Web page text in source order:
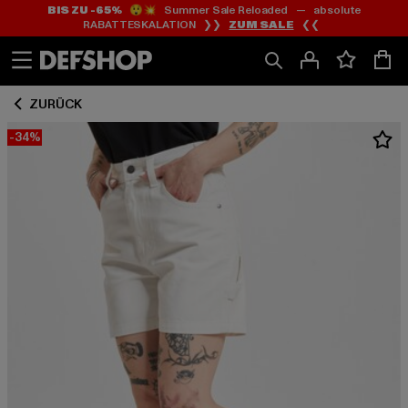
Zum
Inhalt
springen
Zum
Fußzeile
springen
BIS ZU -65%😲💥 Summer Sale Reloaded — absolute
RABATTESKALATION ❯❯ ZUM SALE ❮❮
ZURÜCK
-34%